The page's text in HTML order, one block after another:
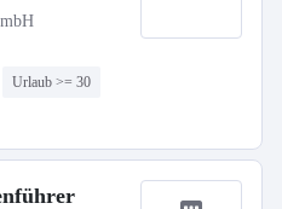
Urlaub >= 30